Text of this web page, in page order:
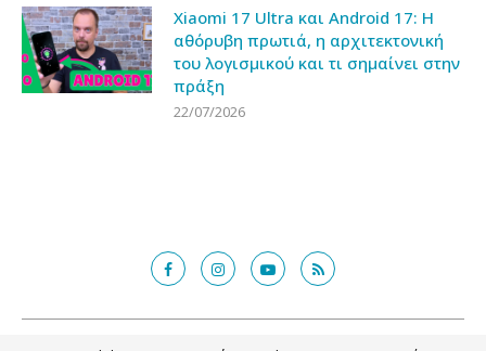
Xiaomi 17 Ultra και Android 17: Η
αθόρυβη πρωτιά, η αρχιτεκτονική
του λογισμικού και τι σημαίνει στην
πράξη
22/07/2026